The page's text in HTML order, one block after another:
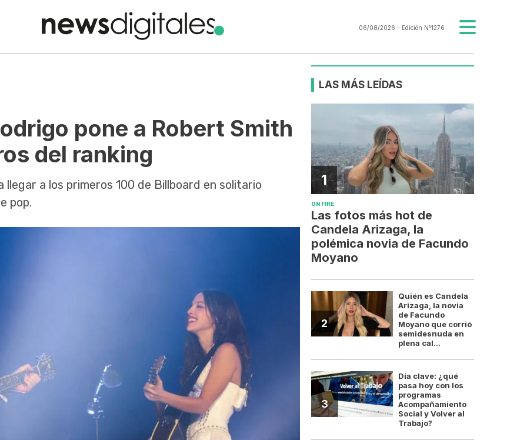
06/08/2026 - Edición Nº1276
pone a Robert Smith
del ranking
a los primeros 100 de Billboard en solitario
pop.
LAS MÁS LEÍDAS
1
ON FIRE
Las fotos más hot de
Candela Arizaga, la
polémica novia de Facundo
Moyano
2
Quién es Candela
Arizaga, la novia
de Facundo
Moyano que corrió
semidesnuda en
plena cal...
3
Día clave: ¿qué
pasa hoy con los
programas
Acompañamiento
Social y Volver al
Trabajo?